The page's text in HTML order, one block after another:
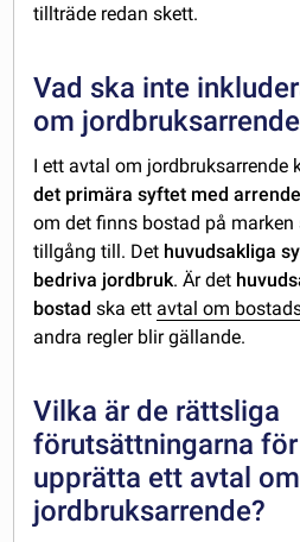
tillträde redan skett.
Vad ska inte
om
I ett avtal om jordbruksarrende
det primära syftet med
om det finns bostad på
tillgång till. Det huvudsakliga
bedriva jordbruk. Är det
bostad ska ett avtal om
andra regler blir gällande.
Vilka är de rättsliga
förutsättningarna
upprätta ett avtal om
jordbruksarrende?